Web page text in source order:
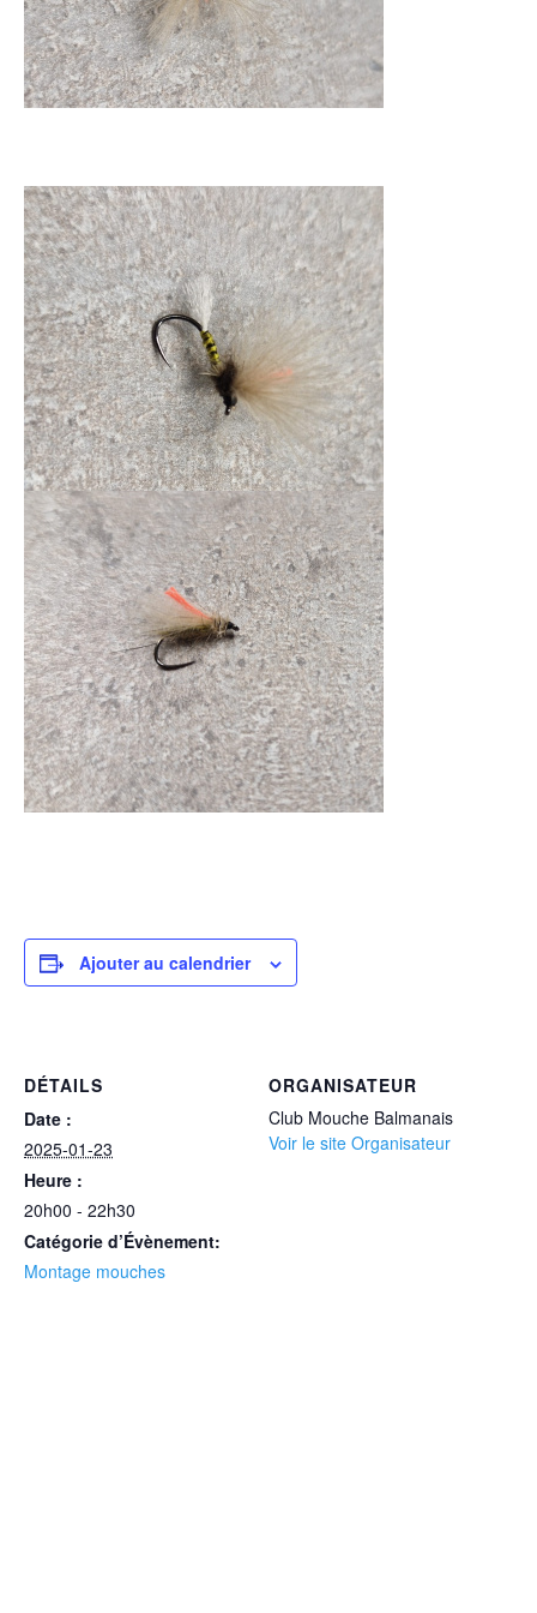
Ajouter au calendrier
DÉTAILS
Date :
2025-01-23
Heure :
20h00 - 22h30
Catégorie d’Évènement:
Montage mouches
ORGANISATEUR
Club Mouche Balmanais
Voir le site Organisateur